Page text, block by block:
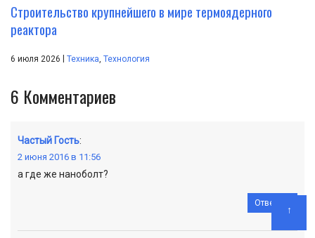
Строительство крупнейшего в мире термоядерного
реактора
6 июля 2026 | Техника Технология
6 Комментариев
Частый Гость:
2 июня 2016 в 11:56
а где же наноболт?
Ответить
↑